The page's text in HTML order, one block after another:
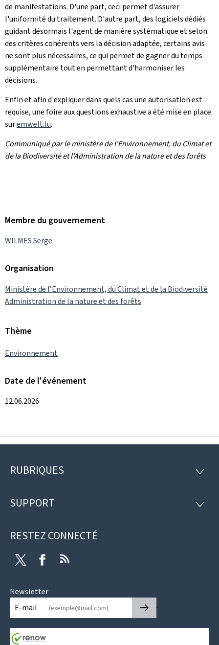
de manifestations. D'une part, ceci permet d'assurer
l'uniformité du traitement. D'autre part, des logiciels dédiés
guidant désormais l'agent de manière systématique et selon
des critères cohérents vers la décision adaptée, certains avis
ne sont plus nécessaires, ce qui permet de gagner du temps
supplémentaire tout en permettant d'harmoniser les
décisions.
Enfin et afin d'expliquer dans quels cas une autorisation est
requise, une foire aux questions exhaustive a été mise en place
suremwelt.lu.
Communiqué par le ministère de l'Environnement, du Climat et
de la Biodiversité et l'Administration de la nature et des forêts
Membre du gouvernement
WILMES Serge
Organisation
Ministère de l’Environnement, du Climat et de la Biodiversité
Administration de la nature et des forêts
Thème
Environnement
Date de l'événement
12.06.2026
Pied
page
RUBRIQUES
SUPPORT
RESTEZ CONNECTÉ
Twitter Facebook
Newsletter
E-mail
🡒